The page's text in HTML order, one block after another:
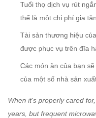
Tuổi thọ dịch vụ rút
thể là một chi phí gia
Tài sản thương hiệu
được phục vụ trên đĩa
Các món ăn của bạn
của một số nhà sản
When it's properly cared
years, but frequent